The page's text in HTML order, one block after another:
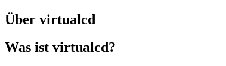
Über virtualcd
Was ist virtualcd?